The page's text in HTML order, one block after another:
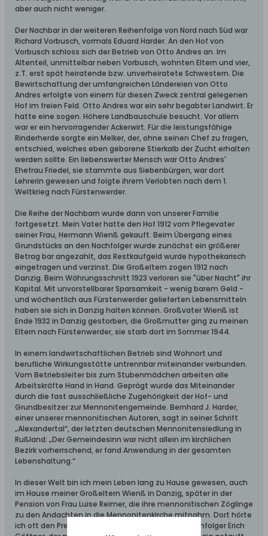
aber auch nicht weniger.
Der Nachbar in der weiteren Reihenfolge von Nord nach Süd war
Richard Vorbusch, vormals Eduard Harder. An den Hof von
Vorbusch schloss sich der Betrieb von Otto Andres an. Im
Altenteil, unmittelbar neben Vorbusch, wohnten Eltern und vier,
z.T. erst spät heiratende bzw. unverheiratete Schwestern. Die
Bewirtschaftung der umfangreichen Ländereien von Otto
Andres erfolgte von einem für diesen Zweck zentral gelegenen
Hof im freien Feld. Otto Andres war ein sehr begabter Landwirt. Er
hatte eine sogen. Höhere Landbauschule besucht. Vor allem
war er ein hervorragender Ackerwirt. Für die leistungsfähige
Rinderherde sorgte ein Melker, der, ohne seinen Chef zu fragen,
entschied, welches eben geborene Stierkalb der Zucht erhalten
werden sollte. Ein liebenswerter Mensch war Otto Andres'
Ehefrau Friedel, sie stammte aus Siebenbürgen, war dort
Lehrerin gewesen und folgte ihrem Verlobten nach dem 1.
Weltkrieg nach Fürstenwerder.
Die Reihe der Nachbarn wurde dann von unserer Familie
fortgesetzt. Mein Vater hatte den Hof 1912 vom Pflegevater
seiner Frau, Hermann Wienß gekauft. Beim Übergang eines
Grundstücks an den Nachfolger wurde zunächst ein größerer
Betrag bar angezahlt, das Restkaufgeld wurde hypothekarisch
eingetragen und verzinst. Die Großeltern zogen 1912 nach
Danzig. Beim Währungsschnitt 1923 verloren sie "über Nacht" ihr
Kapital. Mit unvorstellbarer Sparsamkeit - wenig barem Geld -
und wöchentlich aus Fürstenwerder gelieferten Lebensmitteln
haben sie sich in Danzig halten können. Großvater Wienß ist
Ende 1932 in Danzig gestorben, die Großmutter ging zu meinen
Eltern nach Fürstenwerder, sie starb dort im Sommer 1944.
In einem landwirtschaftlichen Betrieb sind Wohnort und
berufliche Wirkungsstätte untrennbar miteinander verbunden.
Vom Betriebsleiter bis zum Stubenmädchen arbeiten alle
Arbeitskräfte Hand in Hand. Geprägt wurde das Miteinander
durch die fast ausschließliche Zugehörigkeit der Hof- und
Grundbesitzer zur Mennonitengemeinde. Bernhard J. Harder,
einer unserer mennonitischen Autoren, sagt in seiner Schrift
„Alexandertal“, der letzten deutschen Mennonitensiedlung in
Rußland: „Der Gemeindesinn war nicht allein im kirchlichen
Bezirk vorherrschend, er fand Anwendung in der gesamten
Lebenshaltung.“
In dieser Welt bin ich mein Leben lang zu Hause gewesen, auch
im Hause meiner Großeltern Wienß in Danzig, später in der
Pension von Frau Luise Reimer, die ihre mennonitischen Zöglinge
zu den Andachten in die Mennonitenkirche mitnahm. Dort hörte
ich oft den Prediger Mannhardt, später seinen Nachfolger Erich